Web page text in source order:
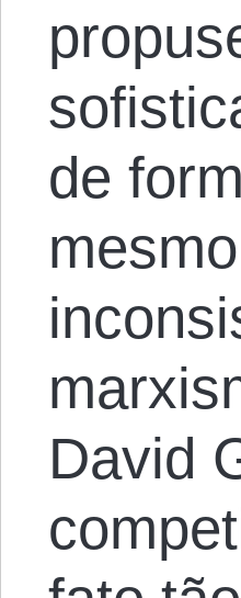
de
David